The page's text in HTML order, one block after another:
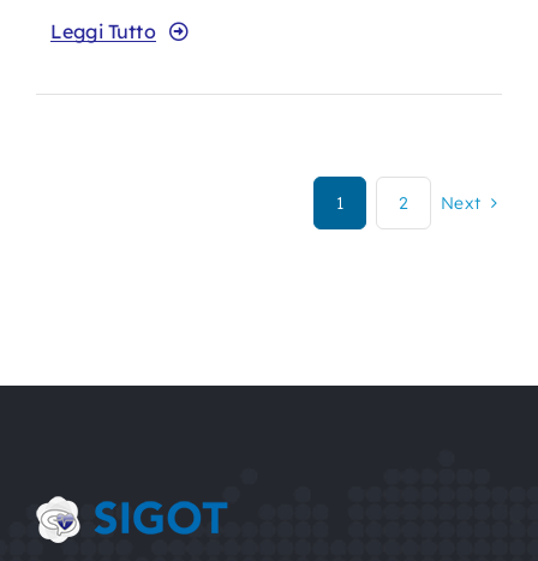
Leggi Tutto
1 2 Next